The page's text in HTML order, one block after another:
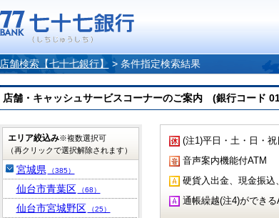
店舗検索【七十七銀行】 > 条件指定検索結果
店舗・キャッシュサービスコーナーのご案内 (銀行コード
(注1)平日・土・日・
音声案内機能付ATM
硬貨入出金、現金振
通帳繰越(注4)ができる
エリア絞込み※複数選択可
（再クリックで選択解除されます）
宮城県 （385）
仙台市青葉区 （68）
仙台市宮城野区 （25）